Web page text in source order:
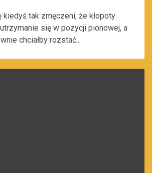
tak zmęczeni, że kłopoty
się w pozycji pionowej, a
chciałby rozstać...